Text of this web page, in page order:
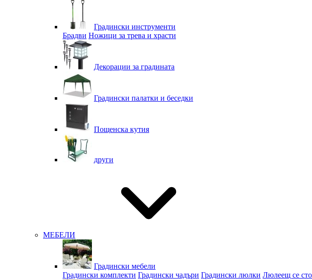
Градински инструменти
Брадви Ножици за трева и храсти
Декорации за градината
Градински палатки и беседки
Пощенска кутия
други
МЕБЕЛИ
Градински мебели
Градински комплекти Градински чадъри Градински люлки Люлеещ се